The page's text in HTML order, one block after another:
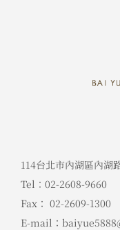
114台北市內湖區內湖
Tel：02-2608-9660
Fax： 02-2609-1300
E-mail：